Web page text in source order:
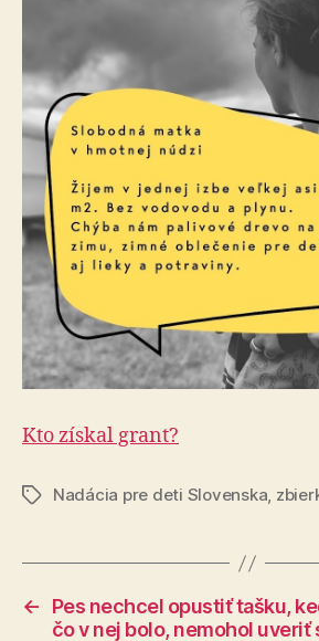
Kto získal grant?
ZnačkyNadácia pre deti Slovenska,
←
Pes nechcel opustiť tašku,
čo v nej bolo, nemohol uveriť